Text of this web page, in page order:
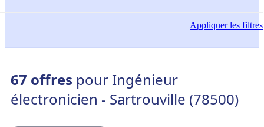
Appliquerles filtres
67 offres pour Ingénieur
électronicien - Sartrouville (78500)